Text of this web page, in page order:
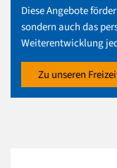
Diese Angebote
sondern auch das
Weiterentwicklung
Zu unseren